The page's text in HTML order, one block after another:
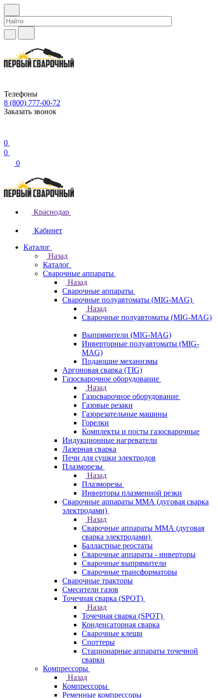
Телефоны
8 (800) 777-00-72
Заказать звонок
0
0
0
Краснодар
Кабинет
Каталог
Назад
Каталог
Сварочные аппараты
Назад
Сварочные аппараты
Сварочные полуавтоматы (MIG-MAG)
Назад
Сварочные полуавтоматы (MIG-MAG)
Выпрямители (MIG-MAG)
Инверторные полуавтоматы (MIG-
MAG)
Подающие механизмы
Аргоновая сварка (TIG)
Газосварочное оборудование
Назад
Газосварочное оборудование
Газовые резаки
Газорезательные машины
Горелки
Комплекты и посты газосварочные
Индукционные нагреватели
Лазерная сварка
Печи для сушки электродов
Плазморезы
Назад
Плазморезы
Инверторы плазменной резки
Сварочные аппараты ММА (дуговая сварка
электродами)
Назад
Сварочные аппараты ММА (дуговая
сварка электродами)
Балластные реостаты
Сварочные аппараты - инверторы
Сварочные выпрямители
Сварочные трансформаторы
Сварочные тракторы
Смесители газов
Точечная сварка (SPOT)
Назад
Точечная сварка (SPOT)
Конденсаторная сварка
Сварочные клещи
Споттеры
Стационарные аппараты точечной
сварки
Компрессоры
Назад
Компрессоры
Ременные компрессоры